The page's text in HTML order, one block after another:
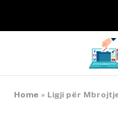
Home » Ligji për